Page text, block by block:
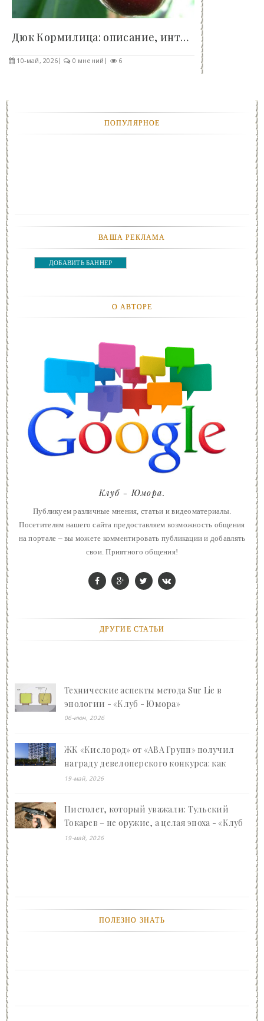
Дюк Кормилица: описание, интересные факты - «Клуб..
10-май, 2026 0 мнений 6
ПОПУЛЯРНОЕ
ВАША РЕКЛАМА
ДОБАВИТЬ БАННЕР
О АВТОРЕ
Клуб - Юмора.
Публикуем различные мнения, статьи и видеоматериалы.
Посетителям нашего сайта предоставляем возможность общения
на портале – вы можете комментировать публикации и добавлять
свои. Приятного общения!
ДРУГИЕ СТАТЬИ
Технические аспекты метода Sur Lie в
энологии - «Клуб - Юмора»
06-июн, 2026
ЖК «Кислород» от «АВА Групп» получил
награду девелоперского конкурса: как
Ваган Арсенович Арутюнян преображает
19-май, 2026
Пистолет, который уважали: Тульский
Токарев – не оружие, а целая эпоха - «Клуб
- Юмора»
19-май, 2026
ПОЛЕЗНО ЗНАТЬ